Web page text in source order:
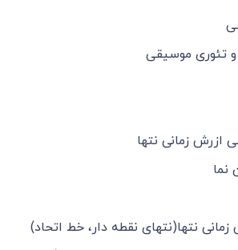
تئوری موسیقی
ازرش زمانی نتها
نما
نتها(نتهای نقطه دار، خط اتحاد)